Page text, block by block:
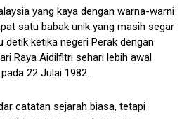
yang kaya dengan warna-warni
satu babak unik yang masih segar
detik ketika negeri Perak dengan
Raya Aidilfitri sehari lebih awal
22 Julai 1982.
catatan sejarah biasa, tetapi